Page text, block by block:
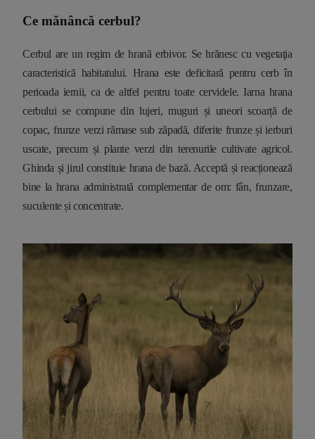
Ce mănâncă cerbul?
Cerbul are un regim de hrană erbivor. Se hrănesc cu vegetaţia
caracteristică habitatului. Hrana este deficitară pentru cerb în
perioada iernii, ca de altfel pentru toate cervidele. Iarna hrana
cerbului se compune din lujeri, muguri și uneori scoarță de
copac, frunze verzi rămase sub zăpadă, diferite frunze și ierburi
uscate, precum și plante verzi din terenurile cultivate agricol.
Ghinda și jirul constituie hrana de bază. Acceptă și reacționează
bine la hrana administrată complementar de om: fân, frunzare,
suculente și concentrate.